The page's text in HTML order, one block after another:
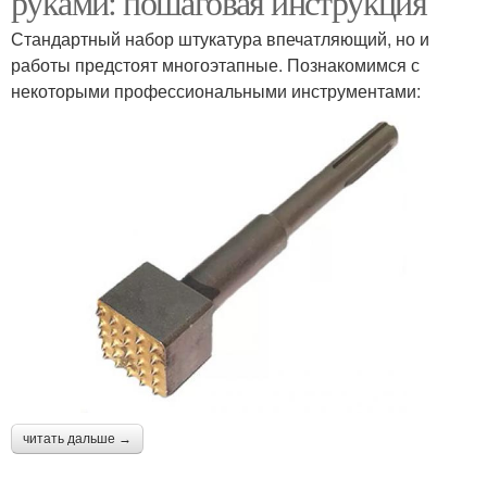
Стандартный набор штукатура впечатляющий, но и
работы предстоят многоэтапные. Познакомимся с
некоторыми профессиональными инструментами:
читать дальше →